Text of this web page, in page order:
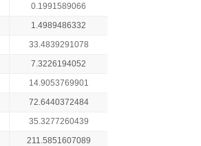
0.1991589066
1.4989486332
33.4839291078
7.3226194052
14.9053769901
72.6440372484
35.3277260439
211.5851607089